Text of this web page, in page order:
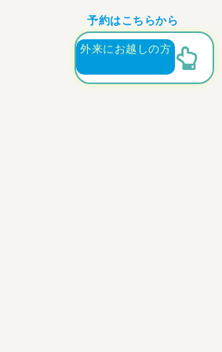
外来にお越しの方
予約はこちらから